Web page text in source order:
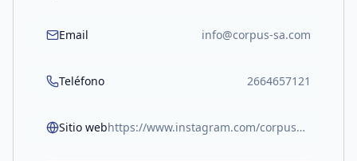
Email info@corpus-sa.com
Teléfono 2664657121
Sitio web https://www.instagram.com/corpusmateriales/